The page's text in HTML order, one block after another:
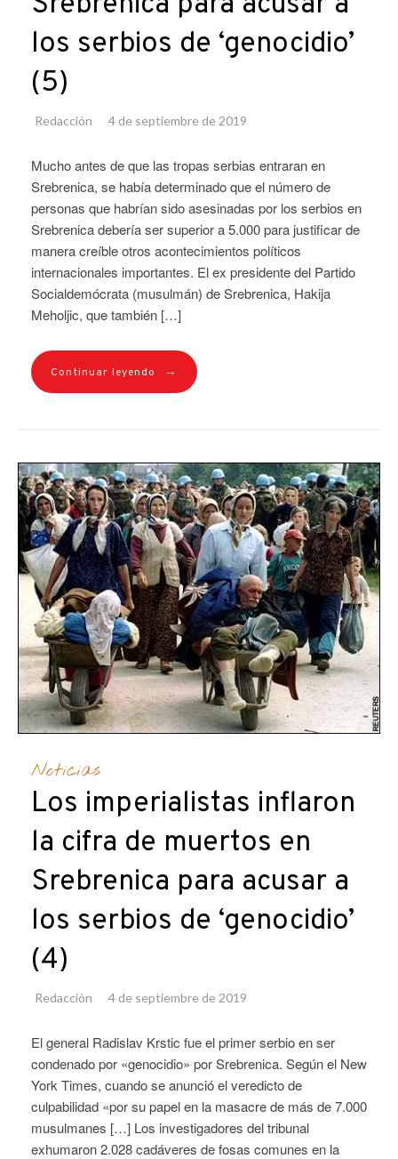
los serbios de ‘genocidio’
(5)
Redacción 4 de septiembre de 2019
Mucho antes de que las tropas serbias entraran en
Srebrenica, se había determinado que el número de
personas que habrían sido asesinadas por los serbios en
Srebrenica debería ser superior a 5.000 para justificar de
manera creíble otros acontecimientos políticos
internacionales importantes. El ex presidente del Partido
Socialdemócrata (musulmán) de Srebrenica, Hakija
Meholjic, que también […]
Continuar leyendo →
Noticias
Los imperialistas inflaron
la cifra de muertos en
Srebrenica para acusar a
los serbios de ‘genocidio’
(4)
Redacción 4 de septiembre de 2019
El general Radislav Krstic fue el primer serbio en ser
condenado por «genocidio» por Srebrenica. Según el New
York Times, cuando se anunció el veredicto de
culpabilidad «por su papel en la masacre de más de 7.000
musulmanes […] Los investigadores del tribunal
exhumaron 2.028 cadáveres de fosas comunes en la